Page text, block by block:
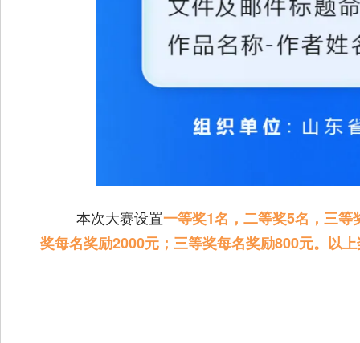
本次大赛设置一等奖1名，二等奖5名，三
奖每名奖励2000元；三等奖每名奖励800元。以